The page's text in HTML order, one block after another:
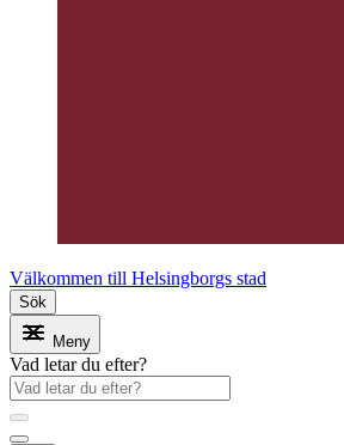
Välkommen till Helsingborgs stad
Sök
Meny
Vad letar du efter?